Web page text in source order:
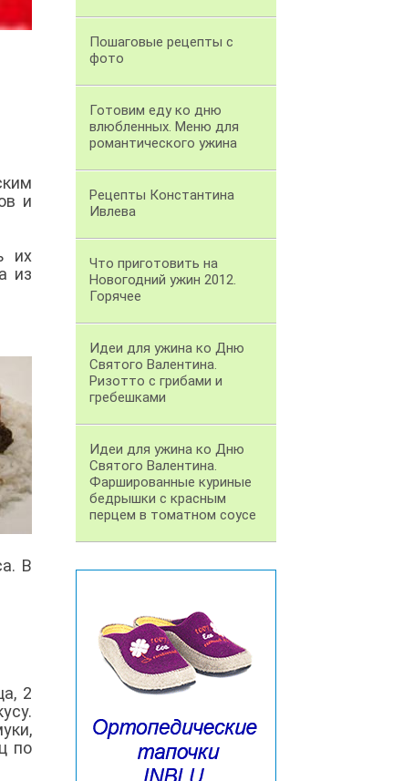
и
их
из
В
2
по
Пошаговые рецепты с
фото
Готовим еду ко дню
влюбленных. Меню для
романтического ужина
Рецепты Константина
Ивлева
Что приготовить на
Новогодний ужин 2012.
Горячее
Идеи для ужина ко Дню
Святого Валентина.
Ризотто с грибами и
гребешками
Идеи для ужина ко Дню
Святого Валентина.
Фаршированные куриные
бедрышки с красным
перцем в томатном соусе